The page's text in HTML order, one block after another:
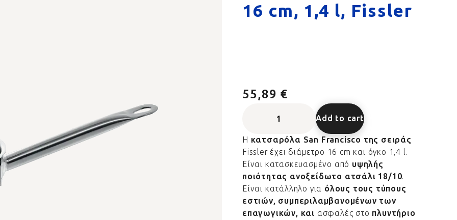
16 cm, 1,4 l, Fissler
55,89 €
Add to cart
Η κατσαρόλα San Francisco της σειράς
Fissler έχει διάμετρο 16 cm και όγκο 1,4 l.
Είναι κατασκευασμένο από υψηλής
ποιότητας ανοξείδωτο ατσάλι 18/10.
Είναι κατάλληλο για όλους τους τύπους
εστιών, συμπεριλαμβανομένων των
επαγωγικών, και ασφαλές στο πλυντήριο